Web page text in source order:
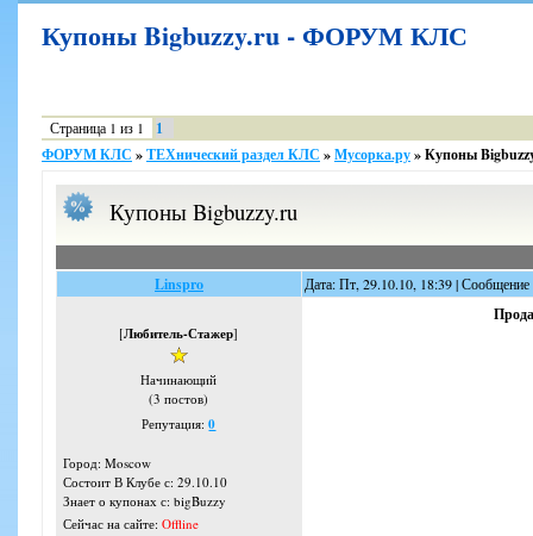
Купоны Bigbuzzy.ru - ФОРУМ КЛС
Страница 1 из 1
1
ФОРУМ КЛС »ТЕХнический раздел КЛС »Мусорка.ру»Купоны
Купоны Bigbuzzy.ru
Linspro Дата: Пт, 29.10.10, 18:39 |
[Любитель-Стажер]
Начинающий
(3 постов)
Репутация:0
Город: Moscow
Состоит В Клубе с: 29.10.10
Знает о купонах с: bigBuzzy
Сейчас на сайте: Offline